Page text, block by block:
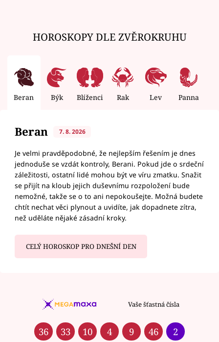
HOROSKOPY DLE ZVĚROKRUHU
Beran Býk Blíženci Rak Lev Panna
Beran 7. 8. 2026
Je velmi pravděpodobné, že nejlepším řešením je dnes
jednoduše se vzdát kontroly, Berani. Pokud jde o srdeční
záležitosti, ostatní lidé mohou být ve víru zmatku. Snažit
se přijít na kloub jejich duševnímu rozpoložení bude
nemožné, takže se o to ani nepokoušejte. Možná budete
chtít nechat věci plynout a uvidíte, jak dopadnete zítra,
než uděláte nějaké zásadní kroky.
CELÝ HOROSKOP PRO DNEŠNÍ DEN
Vaše šťastná čísla
36 33 10 4 9 46 2